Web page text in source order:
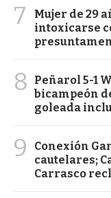
7
Mujer de 29
intoxicarse
8
Peñarol 5-1
bicampeón
goleada
9
Conexión
cautelares;
Carrasco